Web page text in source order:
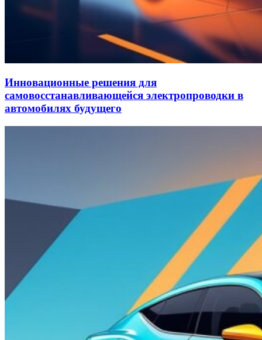
Инновационные решения для
самовосстанавливающейся электропроводки в
автомобилях будущего